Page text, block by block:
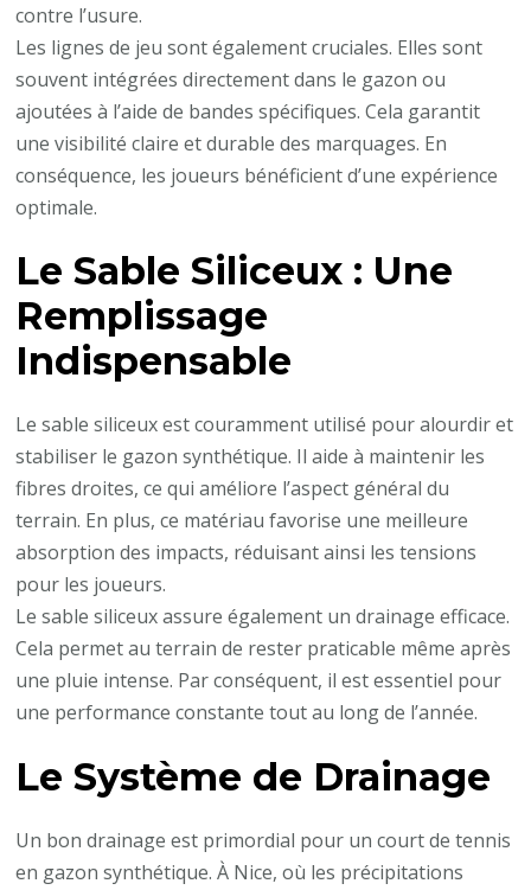
contre l’usure.
Les lignes de jeu sont également cruciales. Elles sont
souvent intégrées directement dans le gazon ou
ajoutées à l’aide de bandes spécifiques. Cela garantit
une visibilité claire et durable des marquages. En
conséquence, les joueurs bénéficient d’une expérience
optimale.
Le Sable Siliceux : Une
Remplissage
Indispensable
Le sable siliceux est couramment utilisé pour alourdir et
stabiliser le gazon synthétique. Il aide à maintenir les
fibres droites, ce qui améliore l’aspect général du
terrain. En plus, ce matériau favorise une meilleure
absorption des impacts, réduisant ainsi les tensions
pour les joueurs.
Le sable siliceux assure également un drainage efficace.
Cela permet au terrain de rester praticable même après
une pluie intense. Par conséquent, il est essentiel pour
une performance constante tout au long de l’année.
Le Système de Drainage
Un bon drainage est primordial pour un court de tennis
en gazon synthétique. À Nice, où les précipitations